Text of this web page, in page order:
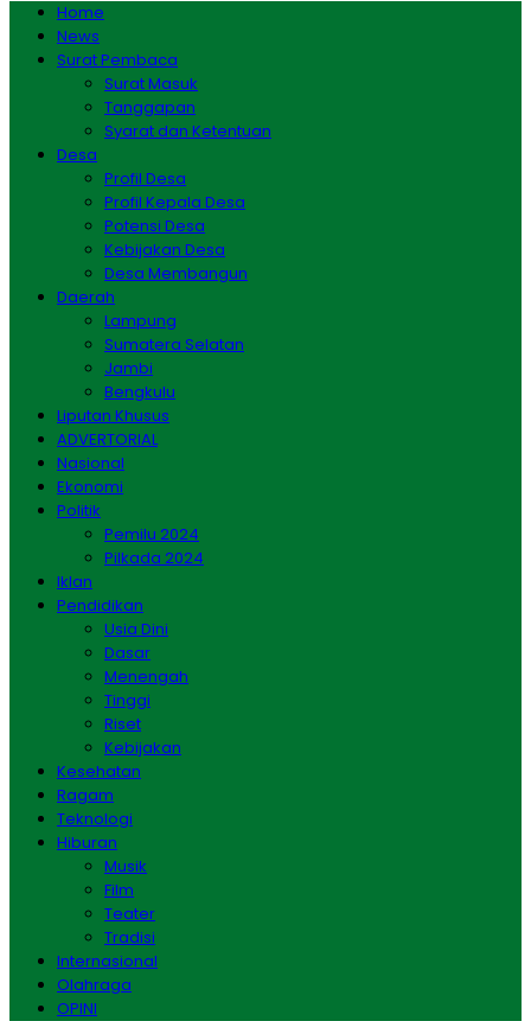
Home
News
Surat Pembaca
Surat Masuk
Tanggapan
Syarat dan Ketentuan
Desa
Profil Desa
Profil Kepala Desa
Potensi Desa
Kebijakan Desa
Desa Membangun
Daerah
Lampung
Sumatera Selatan
Jambi
Bengkulu
Liputan Khusus
ADVERTORIAL
Nasional
Ekonomi
Politik
Pemilu 2024
Pilkada 2024
Iklan
Pendidikan
Usia Dini
Dasar
Menengah
Tinggi
Riset
Kebijakan
Kesehatan
Ragam
Teknologi
Hiburan
Musik
Film
Teater
Tradisi
Internasional
Olahraga
OPINI